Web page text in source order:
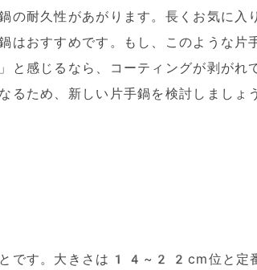
の耐久性があがります。長くお気に入
はおすすめです。もし、このような片
と感じるなら、コーティングが剥がれ
るため、新しい片手鍋を検討しましょ
とです。大きさは14~22cm位と定